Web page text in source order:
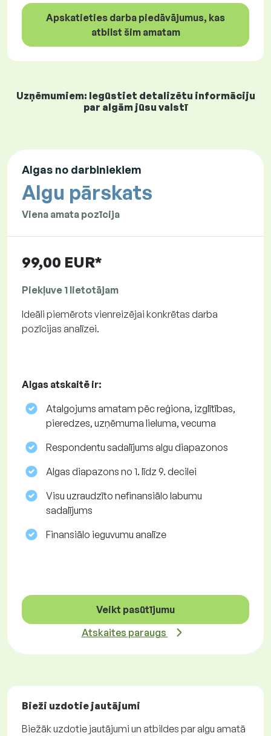
Apskatieties darba piedāvājumus, kas
atbilst šim amatam
Uzņēmumiem: Iegūstiet detalizētu informāciju
par algām jūsu valstī
Algas no darbiniekiem
Algu pārskats
Viena amata pozīcija
99,00 EUR*
Piekļuve 1 lietotājam
Ideāli piemērots vienreizējai konkrētas darba
pozīcijas analīzei.
Algas atskaitē ir:
Atalgojums amatam pēc reģiona, izglītības,
pieredzes, uzņēmuma lieluma, vecuma
Respondentu sadalījums algu diapazonos
Algas diapazons no 1. līdz 9. decilei
Visu uzraudzīto nefinansiālo labumu
sadalījums
Finansiālo ieguvumu analīze
Veikt pasūtījumu
Atskaites paraugs
Bieži uzdotie jautājumi
Biežāk uzdotie jautājumi un atbildes par algu amatā